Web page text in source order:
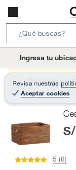
t
Ingresa tu
Revisa nuestras
Aceptar cookies
Producto sin
5 (6)